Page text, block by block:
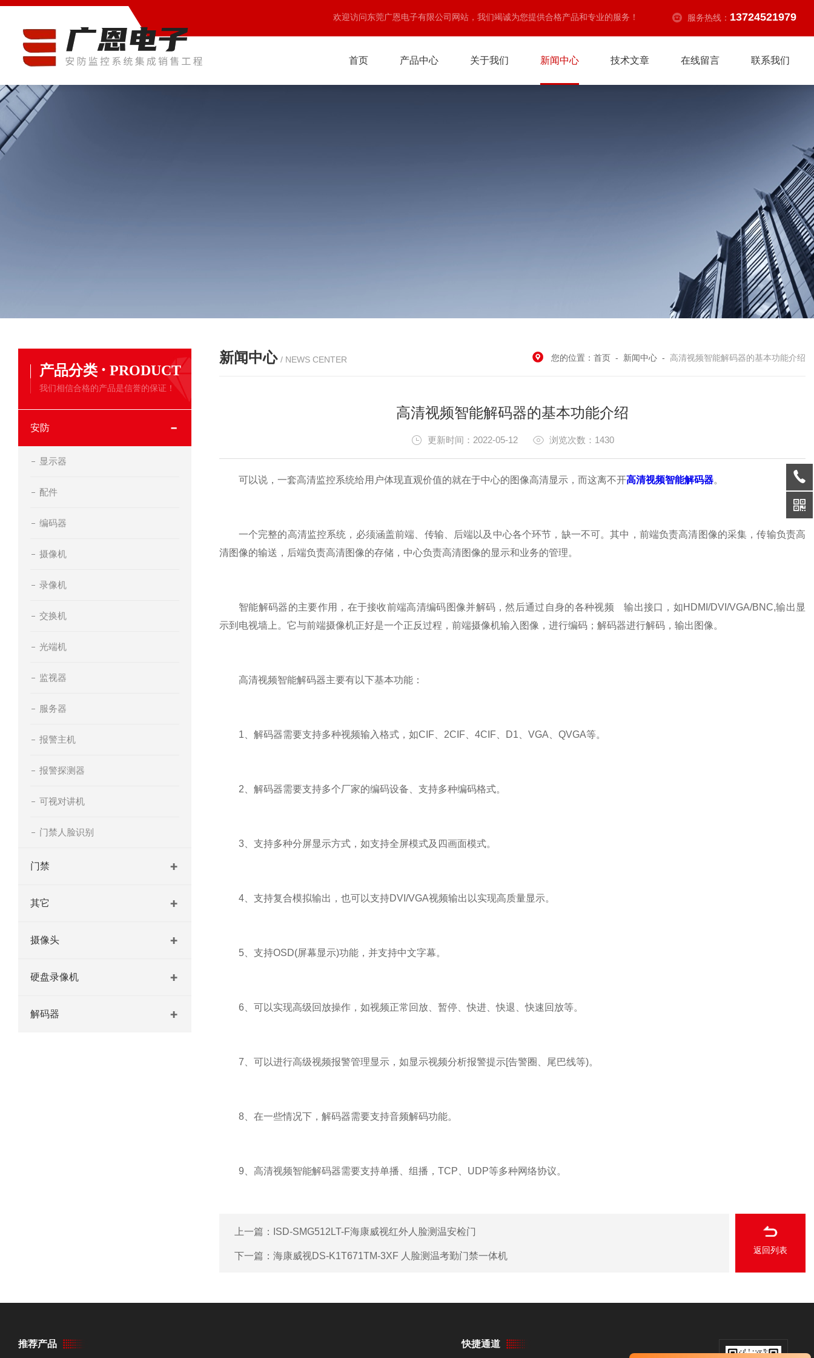
欢迎访问东莞广恩电子有限公司网站，我们竭诚为您提供合格产品和专业的服务！ 服务热线： 13724521979
首页 产品中心 关于我们 新闻中心 技术文章 在线留言 联系我们
产品分类 · PRODUCT
我们相信合格的产品是信誉的保证！
安防
显示器
配件
编码器
摄像机
录像机
交换机
光端机
监视器
服务器
报警主机
报警探测器
可视对讲机
门禁人脸识别
门禁
其它
摄像头
硬盘录像机
解码器
新闻中心 / NEWS CENTER 您的位置： 首页 - 新闻中心 - 高清视频智能解码器的基本功能介绍
高清视频智能解码器的基本功能介绍
更新时间：2022-05-12 浏览次数：1430
可以说，一套高清监控系统给用户体现直观价值的就在于中心的图像高清显示，而这离不开高清视频智能解码器。
一个完整的高清监控系统，必须涵盖前端、传输、后端以及中心各个环节，缺一不可。其中，前端负责高清图像的采集，传输负责高
清图像的输送，后端负责高清图像的存储，中心负责高清图像的显示和业务的管理。
智能解码器的主要作用，在于接收前端高清编码图像并解码，然后通过自身的各种视频 输出接口，如HDMI/DVI/VGA/BNC,输出显
示到电视墙上。它与前端摄像机正好是一个正反过程，前端摄像机输入图像，进行编码；解码器进行解码，输出图像。
高清视频智能解码器主要有以下基本功能：
1、解码器需要支持多种视频输入格式，如CIF、2CIF、4CIF、D1、VGA、QVGA等。
2、解码器需要支持多个厂家的编码设备、支持多种编码格式。
3、支持多种分屏显示方式，如支持全屏模式及四画面模式。
4、支持复合模拟输出，也可以支持DVI/VGA视频输出以实现高质量显示。
5、支持OSD(屏幕显示)功能，并支持中文字幕。
6、可以实现高级回放操作，如视频正常回放、暂停、快进、快退、快速回放等。
7、可以进行高级视频报警管理显示，如显示视频分析报警提示[告警圈、尾巴线等)。
8、在一些情况下，解码器需要支持音频解码功能。
9、高清视频智能解码器需要支持单播、组播，TCP、UDP等多种网络协议。
上一篇： ISD-SMG512LT-F海康威视红外人脸测温安检门
下一篇： 海康威视DS-K1T671TM-3XF 人脸测温考勤门禁一体机
返回列表
推荐产品 快捷通道